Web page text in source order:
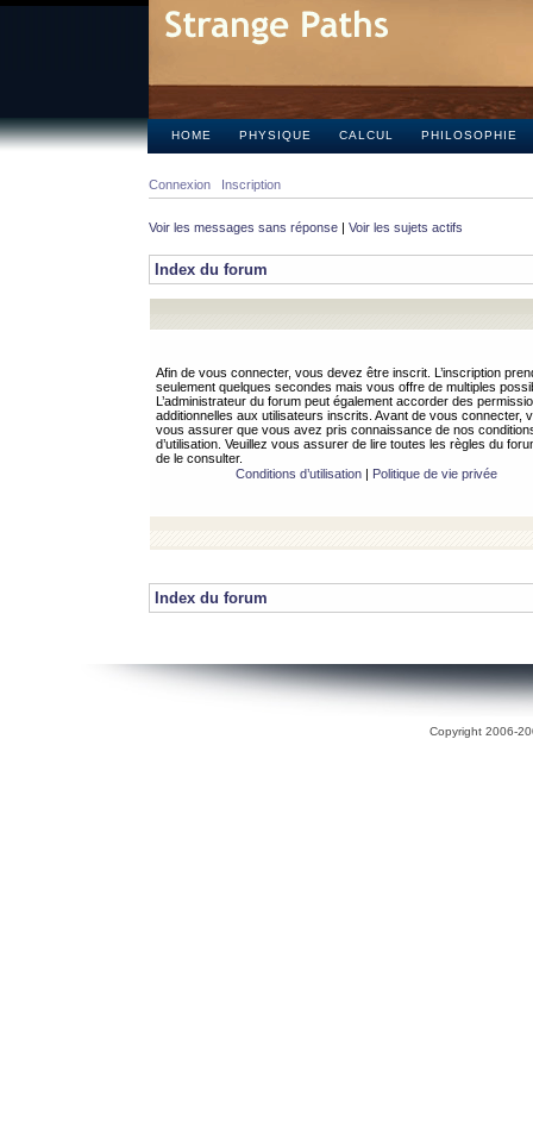
HOME PHYSIQUE CALCUL PHILOSOPHIE
Connexion Inscription
Voir les messages sans réponse | Voir les sujets actifs
Index du forum
Afin de vous connecter, vous devez être inscrit. L’inscription
seulement quelques secondes mais vous offre de multiples
L’administrateur du forum peut également accorder des
additionnelles aux utilisateurs inscrits. Avant de vous connecter,
vous assurer que vous avez pris connaissance de nos
d’utilisation. Veuillez vous assurer de lire toutes les règles du
de le consulter.
Conditions d’utilisation| Politique de vie privée
Index du forum
Copyright 2006-